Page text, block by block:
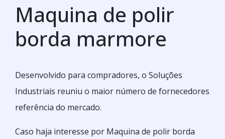
Maquina de polir
borda marmore
Desenvolvido para compradores, o Soluções
Industriais reuniu o maior número de fornecedores
referência do mercado.
Caso haja interesse por Maquina de polir borda